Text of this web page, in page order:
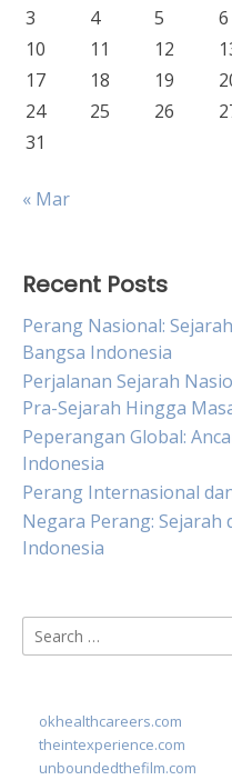
3 4 5 6
10
11 12
17
18 19
24
25 26
31
« Mar
Recent Posts
Perang Nasional:
Bangsa Indonesia
Perjalanan Sejarah
Pra-Sejarah Hingga
Peperangan Global:
Indonesia
Perang Internasional
Negara Perang: Sejarah
Indonesia
Search
for:
okhealthcareers.com
theintexperience.com
unboundedthefilm.com